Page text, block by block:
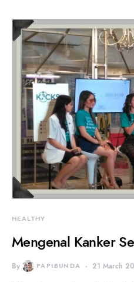
HEALTHY
Mengenal Kanker
By PAPIBUNDA 21 March